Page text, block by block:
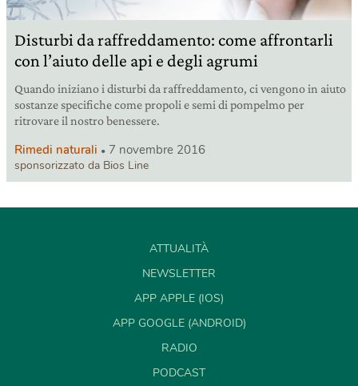
Disturbi da raffreddamento: come affrontarli
con l’aiuto delle api e degli agrumi
Quando iniziano i disturbi da raffreddamento, ci vengono in aiuto
sostanze specifiche come propoli e semi di pompelmo per
ritrovare il nostro benessere.
Rimedi naturali 7 novembre 2016
sponsorizzato da Bios Line
ATTUALITÀ
NEWSLETTER
APP APPLE (IOS)
APP GOOGLE (ANDROID)
RADIO
PODCAST